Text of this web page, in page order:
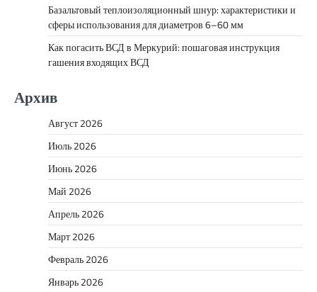
Базальтовый теплоизоляционный шнур: характеристики и
сферы использования для диаметров 6–60 мм
Как погасить ВСД в Меркурий: пошаговая инструкция
гашения входящих ВСД
Архив
Август 2026
Июль 2026
Июнь 2026
Май 2026
Апрель 2026
Март 2026
Февраль 2026
Январь 2026